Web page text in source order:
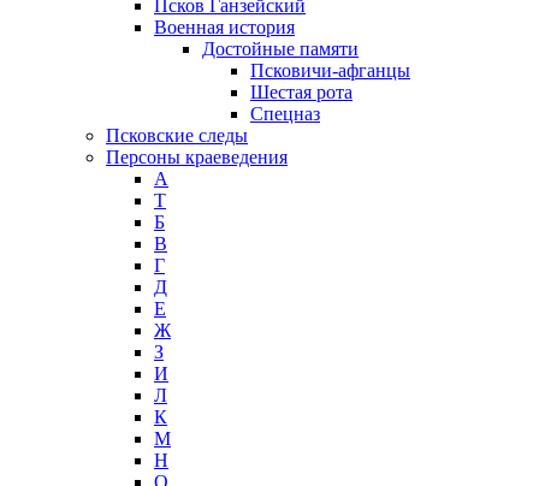
Псков Ганзейский
Военная история
Достойные памяти
Псковичи-афганцы
Шестая рота
Спецназ
Псковские следы
Персоны краеведения
А
T
Б
В
Г
Д
Е
Ж
З
И
Л
К
М
Н
О